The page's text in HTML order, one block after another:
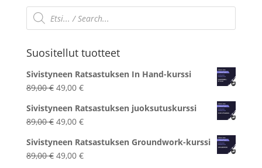
Products
search
Suositellut tuotteet
Sivistyneen Ratsastuksen In Hand-kurssi
89,00€ Alkuperäinen
oli:
89,00 €.
49,00 €Nykyinen
on:
49,00 €.
Sivistyneen Ratsastuksen juoksutuskurssi
89,00€ Alkuperäinen
oli:
89,00 €.
49,00 €Nykyinen
on:
49,00 €.
Sivistyneen Ratsastuksen Groundwork-kurssi
89,00€ Alkuperäinen
49,00 €Nykyinen